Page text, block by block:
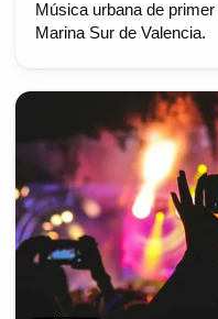
Música urbana de
Marina Sur de Valencia.